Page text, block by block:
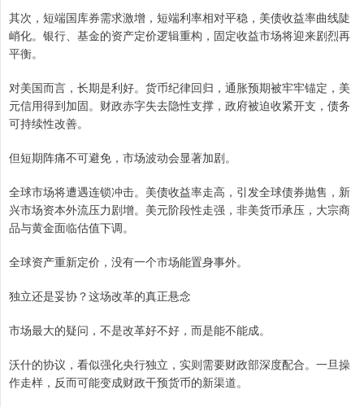
其次，短端国库券需求激增，短端利率相对平稳，美债收益率曲线陡
峭化。银行、基金的资产定价逻辑重构，固定收益市场将迎来剧烈再
平衡。
对美国而言，长期是利好。货币纪律回归，通胀预期被牢牢锚定，美
元信用得到加固。财政赤字失去隐性支撑，政府被迫收紧开支，债务
可持续性改善。
但短期阵痛不可避免，市场波动会显著加剧。
全球市场将遭遇连锁冲击。美债收益率走高，引发全球债券抛售，新
兴市场资本外流压力剧增。美元阶段性走强，非美货币承压，大宗商
品与黄金面临估值下调。
全球资产重新定价，没有一个市场能置身事外。
独立还是妥协？这场改革的真正悬念
市场最大的疑问，不是改革好不好，而是能不能成。
沃什的协议，看似强化央行独立，实则需要财政部深度配合。一旦操
作走样，反而可能变成财政干预货币的新渠道。